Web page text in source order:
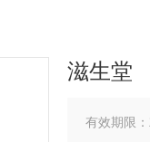
滋生堂
有效期限：